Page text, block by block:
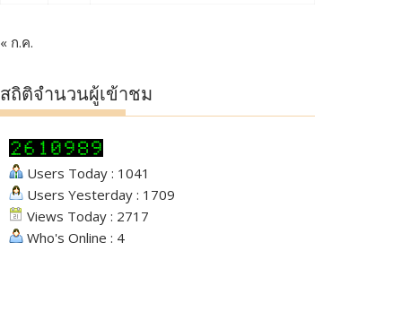
« ก.ค.
สถิติจำนวนผู้เข้าชม
Users Today : 1041
Users Yesterday : 1709
Views Today : 2717
Who's Online : 4